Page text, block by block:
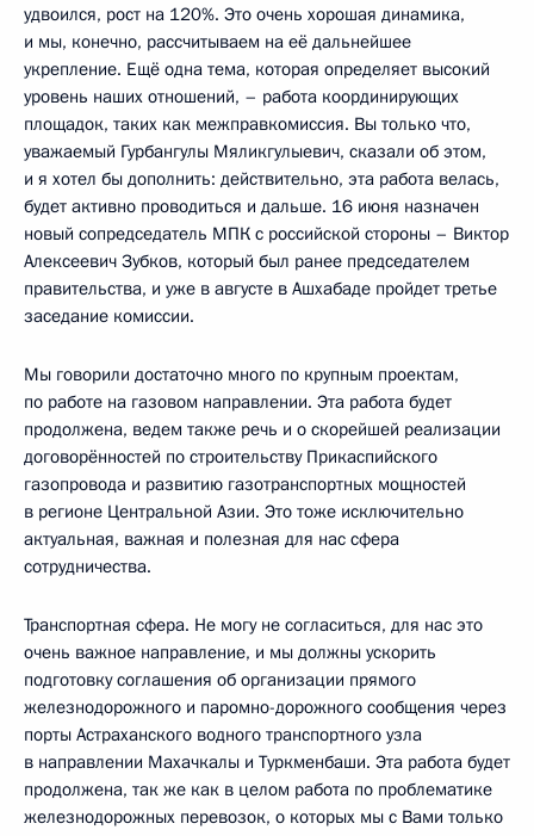
удвоился, рост на 120%. Это очень хорошая динамика,
и мы, конечно, рассчитываем на её дальнейшее
укрепление. Ещё одна тема, которая определяет высокий
уровень наших отношений, – работа координирующих
площадок, таких как межправкомиссия. Вы только что,
уважаемый Гурбангулы Мяликгулыевич, сказали об этом,
и я хотел бы дополнить: действительно, эта работа велась,
будет активно проводиться и дальше. 16 июня назначен
новый сопредседатель МПК с российской стороны – Виктор
Алексеевич Зубков, который был ранее председателем
правительства, и уже в августе в Ашхабаде пройдет третье
заседание комиссии.
Мы говорили достаточно много по крупным проектам,
по работе на газовом направлении. Эта работа будет
продолжена, ведем также речь и о скорейшей реализации
договорённостей по строительству Прикаспийского
газопровода и развитию газотранспортных мощностей
в регионе Центральной Азии. Это тоже исключительно
актуальная, важная и полезная для нас сфера
сотрудничества.
Транспортная сфера. Не могу не согласиться, для нас это
очень важное направление, и мы должны ускорить
подготовку соглашения об организации прямого
железнодорожного и паромно-дорожного сообщения через
порты Астраханского водного транспортного узла
в направлении Махачкалы и Туркменбаши. Эта работа будет
продолжена, так же как в целом работа по проблематике
железнодорожных перевозок, о которых мы с Вами только